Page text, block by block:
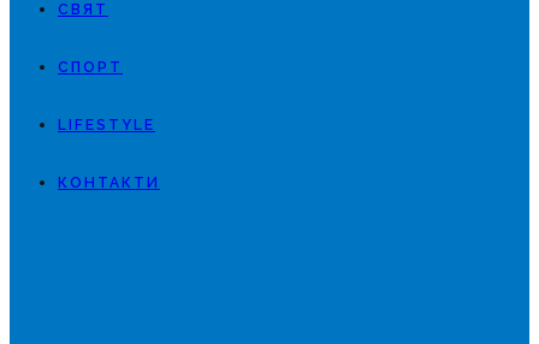
СВЯТ
СПОРТ
LIFESTYLE
КОНТАКТИ